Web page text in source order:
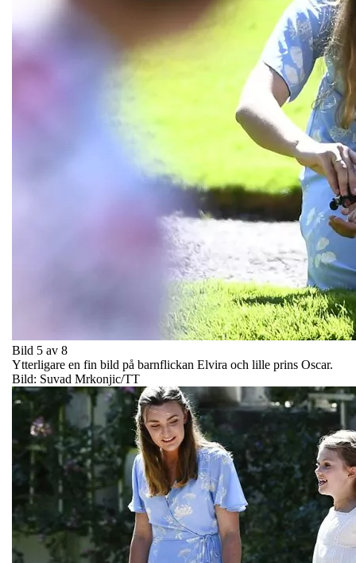
Bild 5 av 8
Ytterligare en fin bild på barnflickan Elvira och lille prins Oscar.
Bild: Suvad Mrkonjic/TT